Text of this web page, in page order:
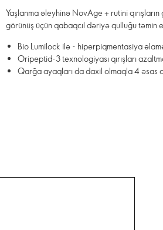
Yaşlanma əleyhinə NovAge + rutini
görünüş üçün qabaqcıl dəriyə qulluğu təmin
Bio Lumilock ilə - hiperpiqmentasiya
Oripeptid-3 texnologiyası qırışları
Qarğa ayaqları da daxil olmaqla 4 əsas